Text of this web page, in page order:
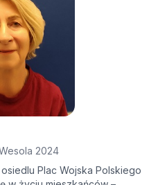
2024
Plac Wojska Polskiego